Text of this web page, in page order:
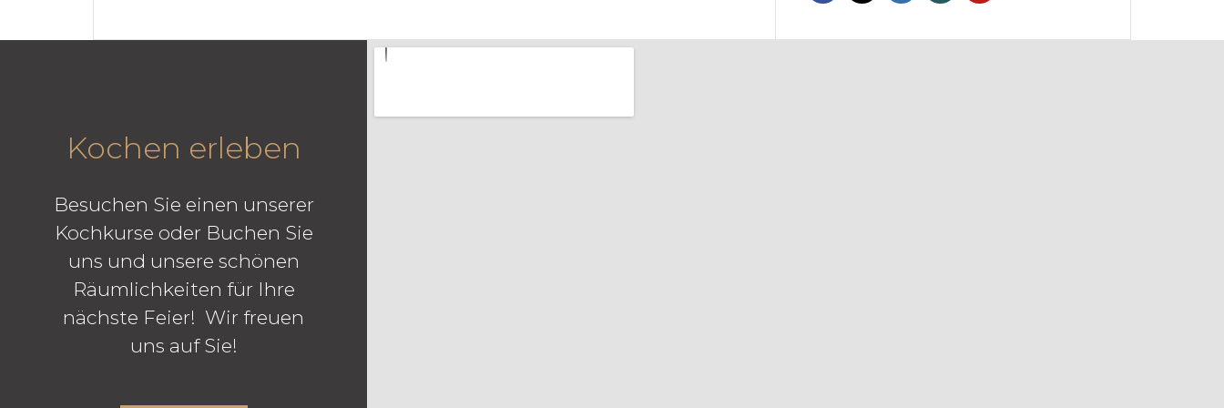
Kochen erleben
Besuchen Sie einen unserer
Kochkurse oder Buchen Sie
uns und unsere schönen
Räumlichkeiten für Ihre
nächste Feier! Wir freuen
uns auf Sie!